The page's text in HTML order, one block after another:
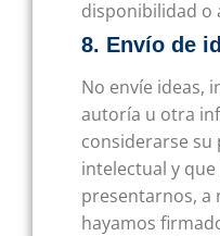
disponibilidad o
8. Envío de
No envíe ideas,
autoría u otra
considerarse
intelectual y
presentarnos, a
hayamos